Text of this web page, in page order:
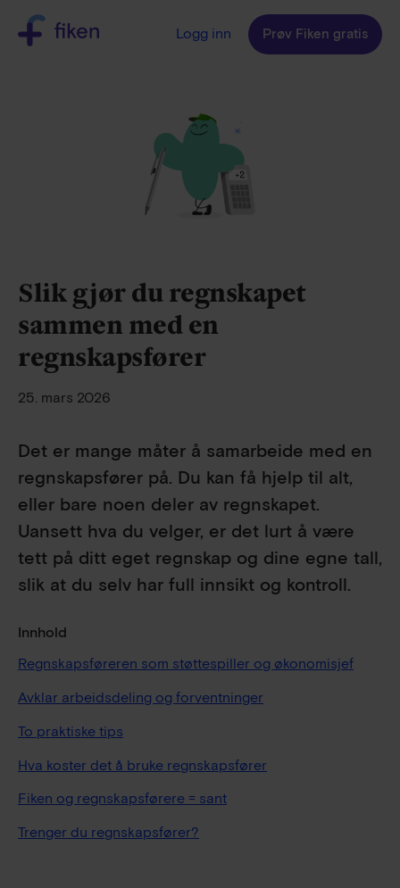
Logg inn Prøv Fiken gratis
Slik gjør du regnskapet
sammen med en
regnskapsfører
25. mars 2026
Det er mange måter å samarbeide med en
regnskapsfører på. Du kan få hjelp til alt,
eller bare noen deler av regnskapet.
Uansett hva du velger, er det lurt å være
tett på ditt eget regnskap og dine egne tall,
slik at du selv har full innsikt og kontroll.
Innhold
Regnskapsføreren som støttespiller og økonomisjef
Avklar arbeidsdeling og forventninger
To praktiske tips
Hva koster det å bruke regnskapsfører
Fiken og regnskapsførere = sant
Trenger du regnskapsfører?